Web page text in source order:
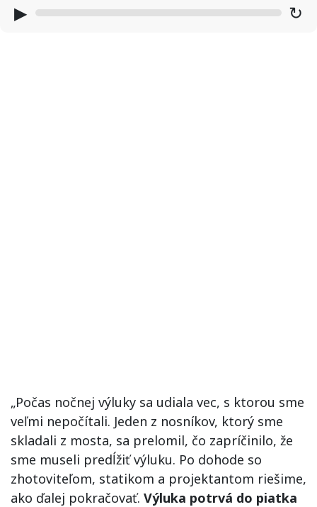
▶ ↻
„Počas nočnej výluky sa udiala vec, s ktorou sme
veľmi nepočítali. Jeden z nosníkov, ktorý sme
skladali z mosta, sa prelomil, čo zapríčinilo, že
sme museli predĺžiť výluku. Po dohode so
zhotoviteľom, statikom a projektantom riešime,
ako ďalej pokračovať. Výluka potrvá do piatka